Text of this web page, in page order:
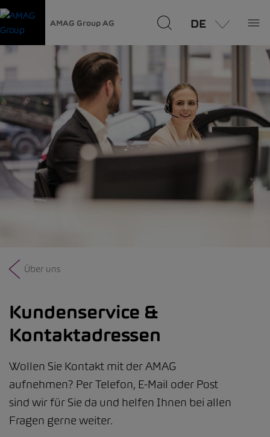
AMAG Group AG DE
Über uns
Kundenservice &
Kontaktadressen
Wollen Sie Kontakt mit der AMAG
aufnehmen? Per Telefon, E-Mail oder Post
sind wir für Sie da und helfen Ihnen bei allen
Fragen gerne weiter.